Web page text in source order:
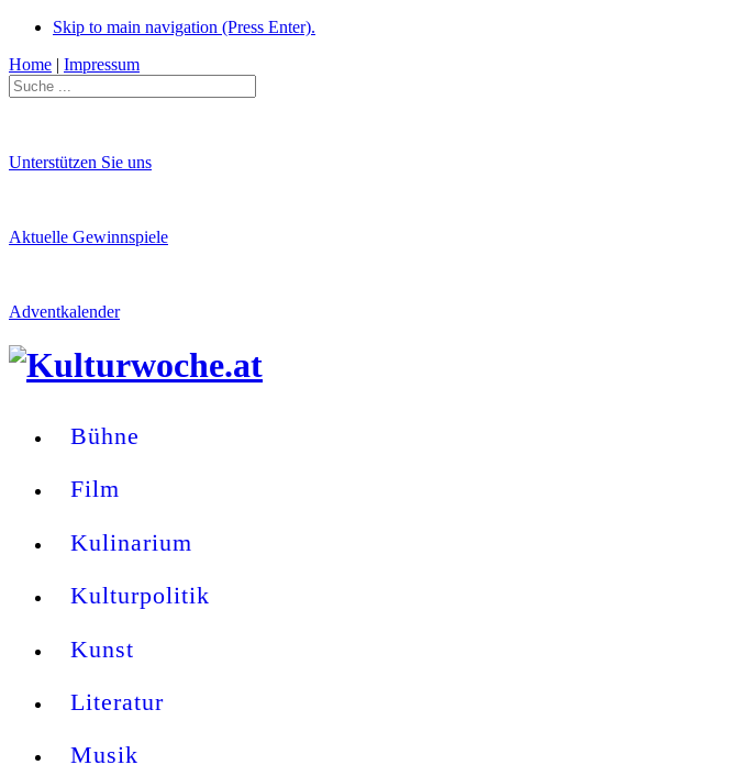
Skip to main navigation (Press Enter).
Home | Impressum
Unterstützen Sie uns
Aktuelle Gewinnspiele
Adventkalender
Bühne
Film
Kulinarium
Kulturpolitik
Kunst
Literatur
Musik